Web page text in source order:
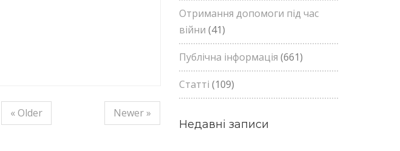
« Older
Newer »
Отримання допомоги під час
війни (41)
Публічна інформація (661)
Статті (109)
Недавні записи